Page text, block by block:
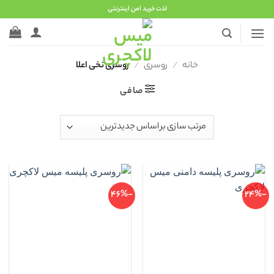
to
content
لذت خرید امن اینترنتی
خانه / روسری / روسری نخی اعلا
صافی
-24%
-46%